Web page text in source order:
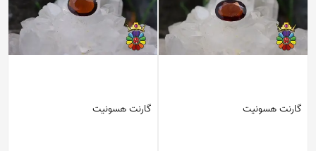
گارنت هسونیت گارنت هسونیت